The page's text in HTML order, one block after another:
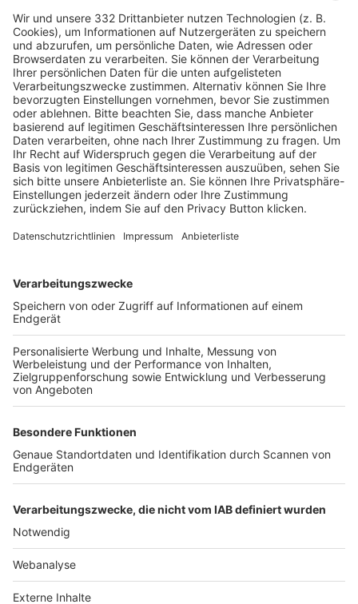
HÄUFIG BESUCHTE SEITEN
Pässe und Vereinswechsel
Trainerausbildung
Schulungsangebot Vereinsmitarbeiter
BFV-Geschäftsstellen
Trainerbörse
Login SpielPlus
FOLGE DEM BFV
TOP-VEREINE
TOP-PARTNER
Nutzungsbedingungen Datenschutz Impressum